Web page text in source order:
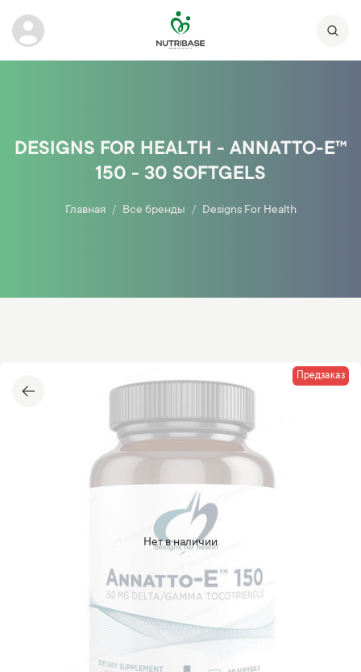
DESIGNS FOR HEALTH - ANNATTO-E™
150 - 30 SOFTGELS
Главная Все бренды Designs For Health
Нет в наличии
Предзаказ